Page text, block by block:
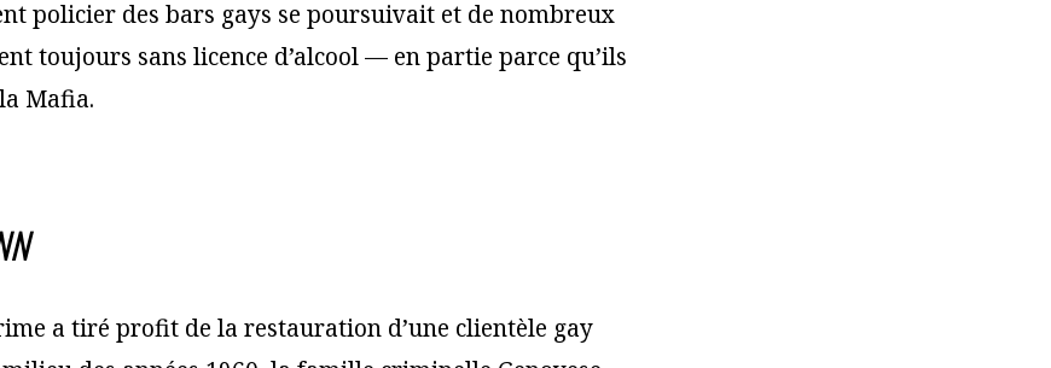
policier des bars gays se poursuivait et de nombreux
toujours sans licence d’alcool — en partie parce qu’ils
Mafia.
a tiré profit de la restauration d’une clientèle gay